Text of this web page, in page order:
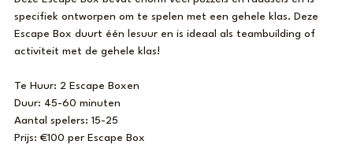
specifiek ontworpen om te spelen met een gehele klas. Deze
Escape Box duurt één lesuur en is ideaal als teambuilding of
activiteit met de gehele klas!
Te Huur: 2 Escape Boxen
Duur: 45-60 minuten
Aantal spelers: 15-25
Prijs: €100 per Escape Box